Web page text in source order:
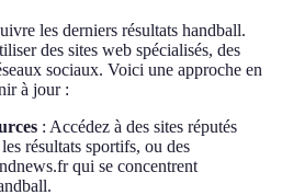
les derniers résultats handball.
des sites web spécialisés, des
sociaux. Voici une approche en
à jour :
: Accédez à des sites réputés
résultats sportifs, ou des
qui se concentrent